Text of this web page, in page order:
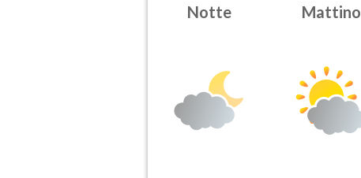
Notte Mattino